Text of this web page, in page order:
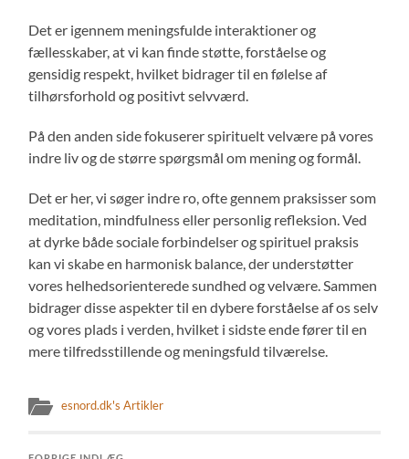
Det er igennem meningsfulde interaktioner og
fællesskaber, at vi kan finde støtte, forståelse og
gensidig respekt, hvilket bidrager til en følelse af
tilhørsforhold og positivt selvværd.
På den anden side fokuserer spirituelt velvære på vores
indre liv og de større spørgsmål om mening og formål.
Det er her, vi søger indre ro, ofte gennem praksisser som
meditation, mindfulness eller personlig refleksion. Ved
at dyrke både sociale forbindelser og spirituel praksis
kan vi skabe en harmonisk balance, der understøtter
vores helhedsorienterede sundhed og velvære. Sammen
bidrager disse aspekter til en dybere forståelse af os selv
og vores plads i verden, hvilket i sidste ende fører til en
mere tilfredsstillende og meningsfuld tilværelse.
esnord.dk's Artikler